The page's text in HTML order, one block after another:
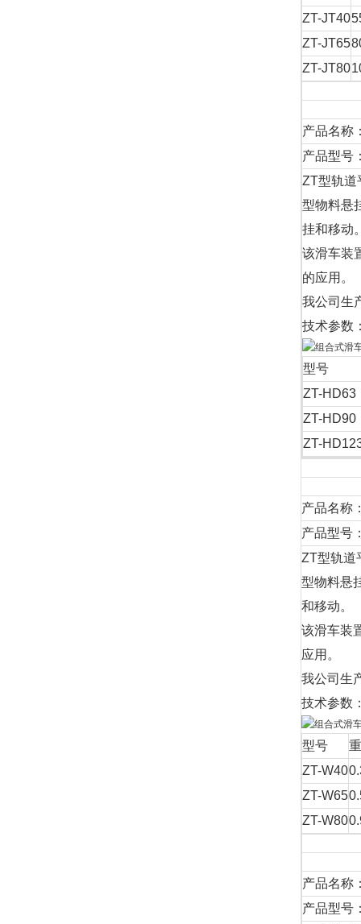
ZT-JT40
ZT-JT65
ZT-JT80
产品名称
产品型号
ZT型轨道
型物料悬
挂和移动
该滑车装
的应用。
我公司生
技术参数
型号
ZT-HD63
ZT-HD90
ZT-
产品名称
产品型号
ZT型轨道
型物料悬
和移动。
该滑车装
应用。
我公司生
技术参数
型号
ZT-W40
ZT-W65
ZT-W80
产品名称
产品型号